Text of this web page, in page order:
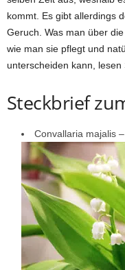
kommt. Es gibt allerdings
Geruch. Was man über
wie man sie pflegt und
unterscheiden kann, lesen
Steckbrief
Convallaria majalis